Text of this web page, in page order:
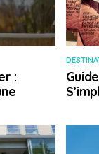
: